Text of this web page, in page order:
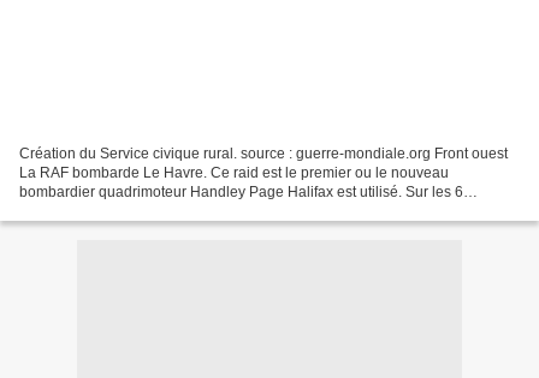
Création du Service civique rural. source : guerre-mondiale.org Front ouest
La RAF bombarde Le Havre. Ce raid est le premier ou le nouveau
bombardier quadrimoteur Handley Page Halifax est utilisé. Sur les 6